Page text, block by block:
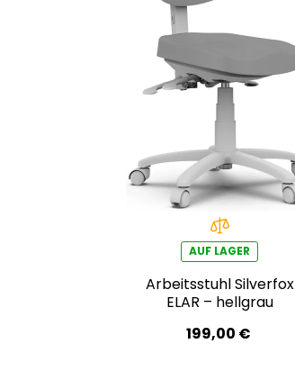
AUF LAGER
Arbeitsstuhl Silverfox
ELAR – hellgrau
199,00 €